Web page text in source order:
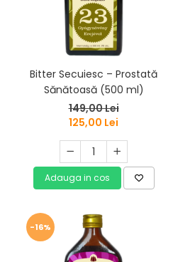
Bitter Secuiesc – Prostată
Sănătoasă (500 ml)
149,00 Lei
125,00 Lei
Adauga in cos
-16%